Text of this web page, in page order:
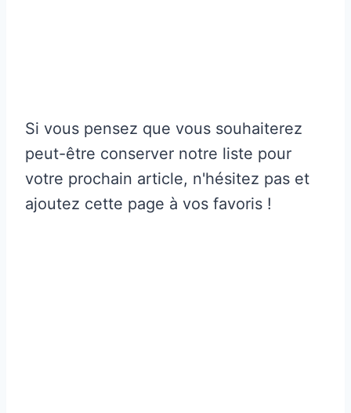
Si vous pensez que vous souhaiterez
peut-être conserver notre liste pour
votre prochain article, n'hésitez pas et
ajoutez cette page à vos favoris !